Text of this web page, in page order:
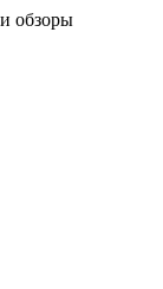
обзоры